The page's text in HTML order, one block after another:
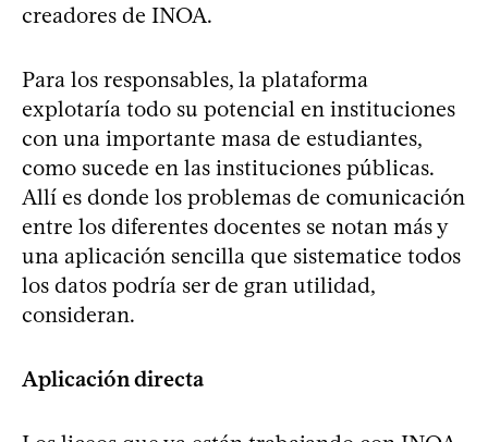
creadores de INOA.
Para los responsables, la plataforma
explotaría todo su potencial en instituciones
con una importante masa de estudiantes,
como sucede en las instituciones públicas.
Allí es donde los problemas de comunicación
entre los diferentes docentes se notan más y
una aplicación sencilla que sistematice todos
los datos podría ser de gran utilidad,
consideran.
Aplicación directa